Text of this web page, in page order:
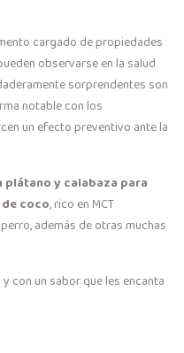
cargado de propiedades
observarse en la salud
sorprendentes son
notable con los
un efecto preventivo ante la
y calabaza para
coco, rico en MCT
además de otras muchas
con un sabor que les encanta